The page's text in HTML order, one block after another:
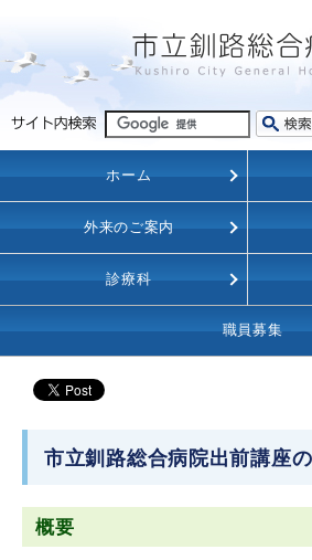
ホーム
外来のご案内
診療科
職員募集
市立釧路総合病院出前講座
概要